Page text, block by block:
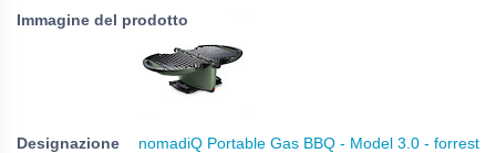
nomadiQ Portable Gas BBQ - Model 3.0 - forrest